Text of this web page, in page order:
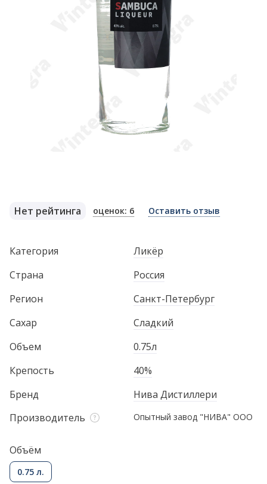
Нет рейтинга оценок: 6 Оставить отзыв
Категория
Ликёр
Страна
Россия
Регион
Санкт-Петербург
Сахар
Сладкий
Объем
0.75л
Крепость
40%
Бренд
Нива Дистиллери
Производитель
Опытный завод "НИВА" ООО
Объём
0.75 л.